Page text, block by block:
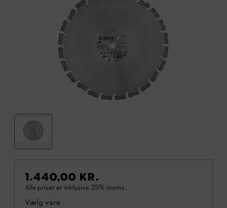
1.440,00 KR.
Alle priser er inklusive 25% moms.
Vælg vare